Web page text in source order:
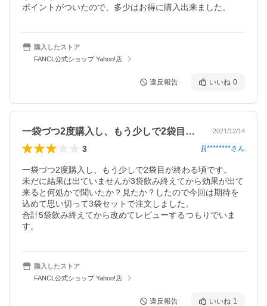
ポイントがついたので、多少はお得に購入出来ました。
購入したストア
FANCL公式ショップ Yahoo!店
違反報告 いいね 0
一袋づつ2度購入し、もう少しで2袋目が… 2021/12/14
3 jij********さん
一袋づつ2度購入し、もう少しで2袋目が終わる頃です。
未だに結果は出ていませんが3袋飲み終えてから効果が出て
来ると何処かで聞いたか？見たか？したので今回は期待を
込めて思い切って3袋セットで注文しました。
合計5袋飲み終えてから改めてレビューするつもりでいま
す。
購入したストア
FANCL公式ショップ Yahoo!店
違反報告 いいね 1